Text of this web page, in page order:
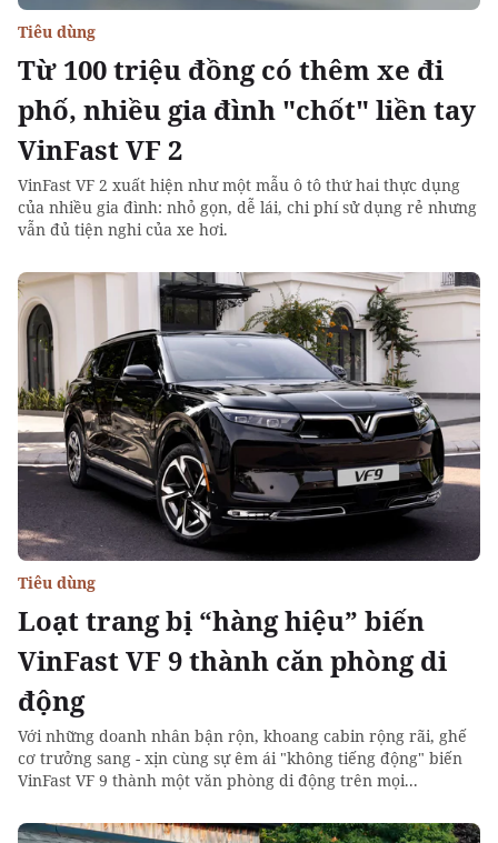
Từ 100 triệu đồng có thêm xe đi
phố, nhiều gia đình "chốt" liền tay
VinFast VF 2
Tiêu dùng
VinFast VF 2 xuất hiện như một mẫu ô tô thứ hai thực dụng
của nhiều gia đình: nhỏ gọn, dễ lái, chi phí sử dụng rẻ nhưng
vẫn đủ tiện nghi của xe hơi.
Loạt trang bị “hàng hiệu” biến
VinFast VF 9 thành căn phòng di
động
Tiêu dùng
Với những doanh nhân bận rộn, khoang cabin rộng rãi, ghế
cơ trưởng sang - xịn cùng sự êm ái "không tiếng động" biến
VinFast VF 9 thành một văn phòng di động trên mọi...